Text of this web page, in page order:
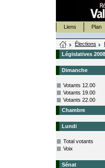
Liens Plan
Élections
Législatives 2008
Dimanche
Votants 12.00
Votants 19.00
Votants 22.00
Chambre
Lundi
Total votants
Voix
Sénat